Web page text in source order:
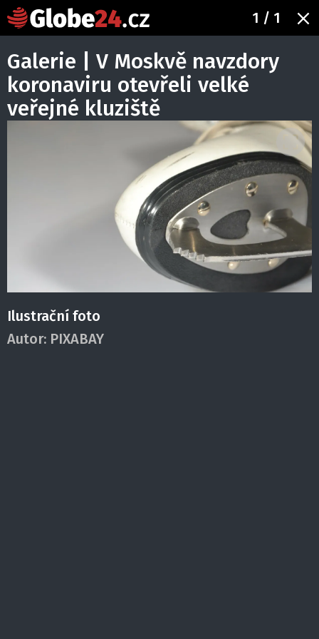
1 / 1
Galerie | V Moskvě navzdory
koronaviru otevřeli velké
veřejné kluziště
Ilustrační foto
Autor: PIXABAY